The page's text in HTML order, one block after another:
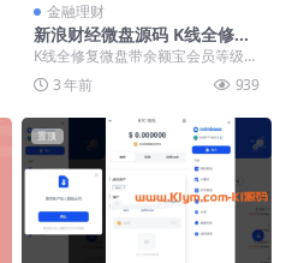
金融理财
新浪财经微盘源码 K线全修复
微盘源码 带余额宝 会员等级
财经系统源码
K线全修复微盘带余额宝会员等级等
_微盘源码 UI看着简洁美观、确实
是一套不可多得...
3 年前 939
置顶